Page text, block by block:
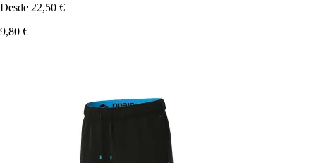
Desde 22,50 €
9,80 €